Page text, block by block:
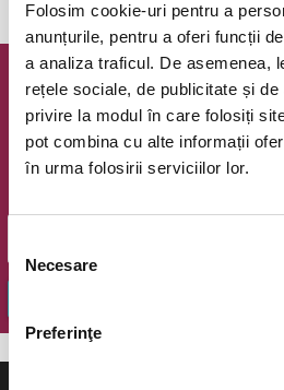
Folosim cookie-uri pentru a
anunțurile, pentru a oferi funcții
a analiza traficul. De asemenea,
rețele sociale, de publicitate și
privire la modul în care folosiți
pot combina cu alte informații
în urma folosirii serviciilor lor.
consimțământului
Necesare
Preferinţe
Newsletter
Oferte exclusive si o editie
evenimente.